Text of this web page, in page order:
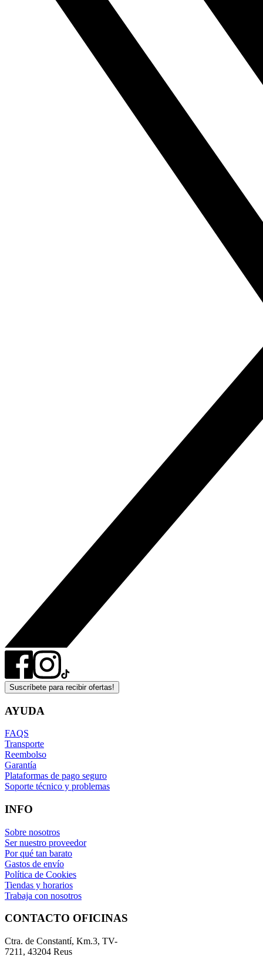
Suscríbete para recibir ofertas!
AYUDA
FAQS
Transporte
Reembolso
Garantía
Plataformas de pago seguro
Soporte técnico y problemas
INFO
Sobre nosotros
Ser nuestro proveedor
Por qué tan barato
Gastos de envío
Política de Cookies
Tiendas y horarios
Trabaja con nosotros
CONTACTO OFICINAS
Ctra. de Constantí, Km.3, TV-
7211, 43204 Reus